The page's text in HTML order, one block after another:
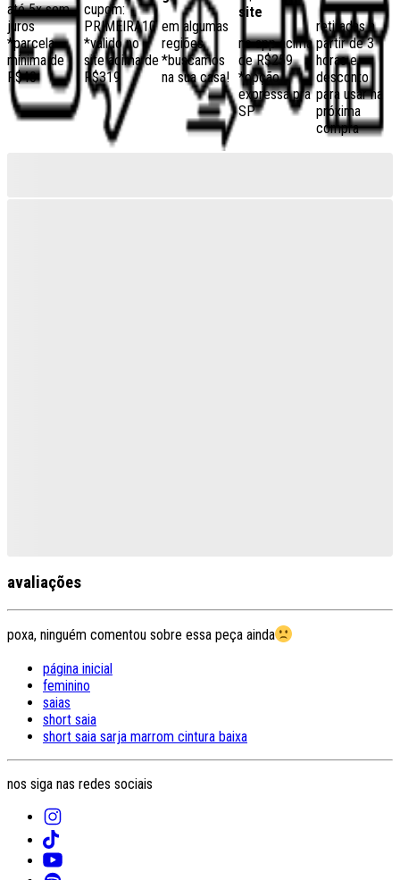
até 5x sem
juros
*parcela
mínima de
R$40
cupom:
PRIMEIRA10
*válido no
site acima de
R$319
em algumas
regiões,
*buscamos
na sua casa!
site
no app acima
de R$259
*opção
expressa pra
SP
retiradas a
partir de 3
horas e
desconto
para usar na
próxima
compra
avaliações
poxa, ninguém comentou sobre essa peça ainda
página inicial
feminino
saias
short saia
short saia sarja marrom cintura baixa
nos siga nas redes sociais